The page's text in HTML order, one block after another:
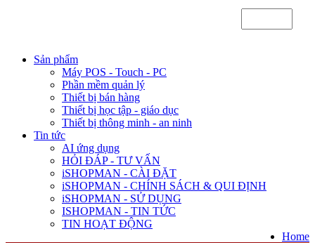
Sản phẩm
Máy POS - Touch - PC
Phần mềm quản lý
Thiết bị bán hàng
Thiết bị học tập - giáo dục
Thiết bị thông minh - an ninh
Tin tức
AI ứng dụng
HỎI ĐÁP - TƯ VẤN
iSHOPMAN - CÀI ĐẶT
iSHOPMAN - CHÍNH SÁCH & QUI ĐỊNH
iSHOPMAN - SỬ DỤNG
ISHOPMAN - TIN TỨC
TIN HOẠT ĐỘNG
Home